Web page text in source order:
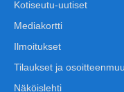
Kotiseutu-uutiset
Mediakortti
Ilmoitukset
Tilaukset ja
Näköislehti